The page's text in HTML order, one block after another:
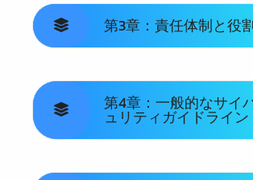
第3章：責任体制と役
第4章：一般的なサイ
ュリティガイドライン